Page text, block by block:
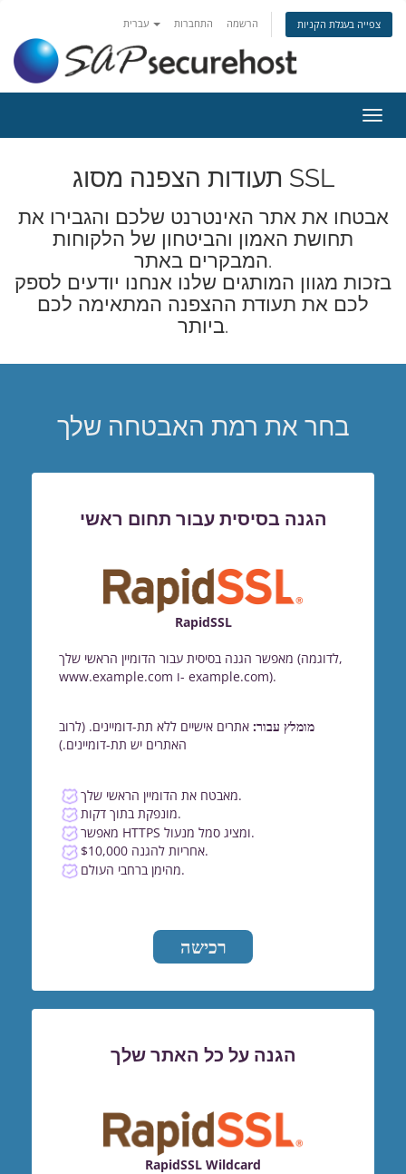
התחברות הרשמה צפייה בעגלת הקניות
ניווט
תעודות הצפנה מסוג SSL
אבטחו את אתר האינטרנט שלכם והגבירו את
תחושת האמון והביטחון של הלקוחות
המבקרים באתר.
בזכות מגוון המותגים שלנו אנחנו יודעים לספק
לכם את תעודת ההצפנה המתאימה לכם
ביותר.
בחר את רמת האבטחה שלך
הגנה בסיסית עבור תחום ראשי
RapidSSL
מאפשר הגנה בסיסית עבור הדומיין הראשי שלך (לדוגמה,
www.example.com ו- example.com).
מומלץ עבור: אתרים אישיים ללא תת-דומיינים. (לרוב
האתרים יש תת-דומיינים.)
מאבטח את הדומיין הראשי שלך.
מונפקת בתוך דקות.
מאפשר HTTPS ומציג סמל מנעול.
$10,000 אחריות להגנה.
מהימן ברחבי העולם.
רכישה
הגנה על כל האתר שלך
RapidSSL Wildcard